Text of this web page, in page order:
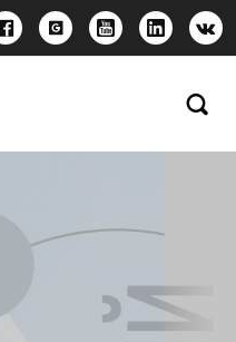
    
